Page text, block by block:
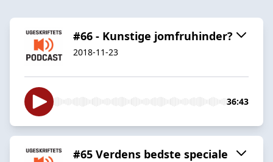
#66 - Kunstige jomfruhinder?
2018-11-23
36:43
#65 Verdens bedste speciale